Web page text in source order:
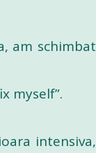
am schimbat
myself”.
intensiva,